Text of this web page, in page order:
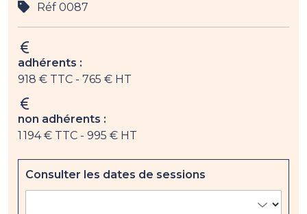
Réf 0087
adhérents :
918 € TTC - 765 € HT
non adhérents :
1 194 € TTC - 995 € HT
Consulter les dates de sessions